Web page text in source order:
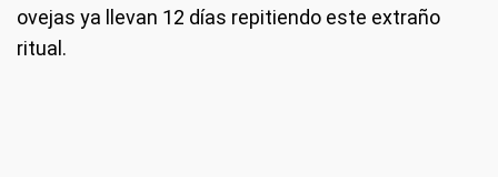
ovejas ya llevan 12 días repitiendo este extraño
ritual.